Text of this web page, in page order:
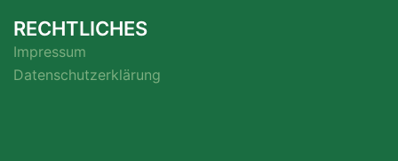
RECHTLICHES
Impressum
Datenschutzerklärung